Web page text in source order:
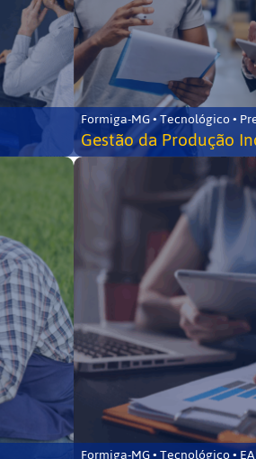
Formiga-MG • Tecnológico •
Gestão da Produção